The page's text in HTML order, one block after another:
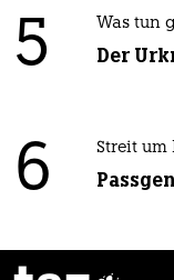
5 Was tun
Der
6 Streit um